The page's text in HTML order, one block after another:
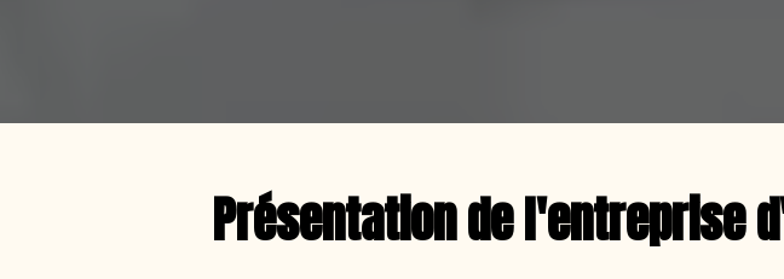
Présentation de l'entreprise